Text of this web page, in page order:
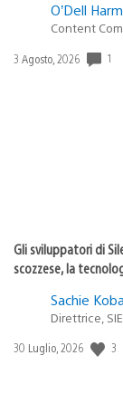
O’Dell
Content
Data
3 Agosto, 2026 1
Gli sviluppatori di
scozzese, la
Sachie
Direttrice, SIE
Data
30 Luglio, 2026 3